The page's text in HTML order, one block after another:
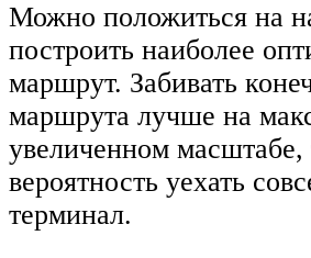
Можно положиться на
построить наиболее
маршрут. Забивать
маршрута лучше на
увеличенном масштабе,
вероятность уехать
терминал.